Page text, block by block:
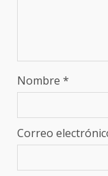
Nombre *
Correo